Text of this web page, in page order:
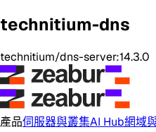
technitium-dns
technitium/dns-server:14.3.0
產品伺服器與叢集AI Hub網域